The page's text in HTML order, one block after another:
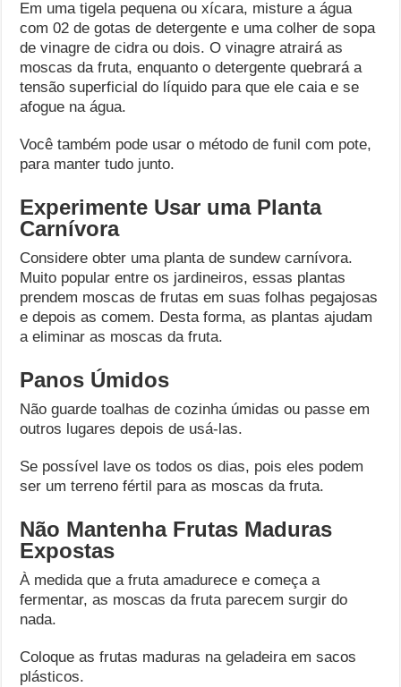
Em uma tigela pequena ou xícara, misture a água
com 02 de gotas de detergente e uma colher de sopa
de vinagre de cidra ou dois. O vinagre atrairá as
moscas da fruta, enquanto o detergente quebrará a
tensão superficial do líquido para que ele caia e se
afogue na água.
Você também pode usar o método de funil com pote,
para manter tudo junto.
Experimente Usar uma Planta
Carnívora
Considere obter uma planta de sundew carnívora.
Muito popular entre os jardineiros, essas plantas
prendem moscas de frutas em suas folhas pegajosas
e depois as comem. Desta forma, as plantas ajudam
a eliminar as moscas da fruta.
Panos Úmidos
Não guarde toalhas de cozinha úmidas ou passe em
outros lugares depois de usá-las.
Se possível lave os todos os dias, pois eles podem
ser um terreno fértil para as moscas da fruta.
Não Mantenha Frutas Maduras
Expostas
À medida que a fruta amadurece e começa a
fermentar, as moscas da fruta parecem surgir do
nada.
Coloque as frutas maduras na geladeira em sacos
plásticos.